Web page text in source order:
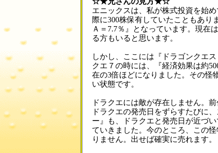
エニックスは、私が株式投資を始
際に300株保有していたこともあり
Ａ＝7.7％』となっています。現在
る方もいると思います。
しかし、ここには『ドラゴンクエ
クエ７の時には、『経済効果は約
在の3倍ほどになりました。その怪
い状態です。
ドラクエには敵が存在しません。
ドラクエの発売日をずらすたびに
ー』も、ドラクエと発売日が近づ
ていきました。今のところ、この
りません。出せば確実に売れます。